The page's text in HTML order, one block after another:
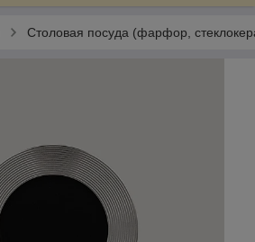
Столовая посуда (фарфор,